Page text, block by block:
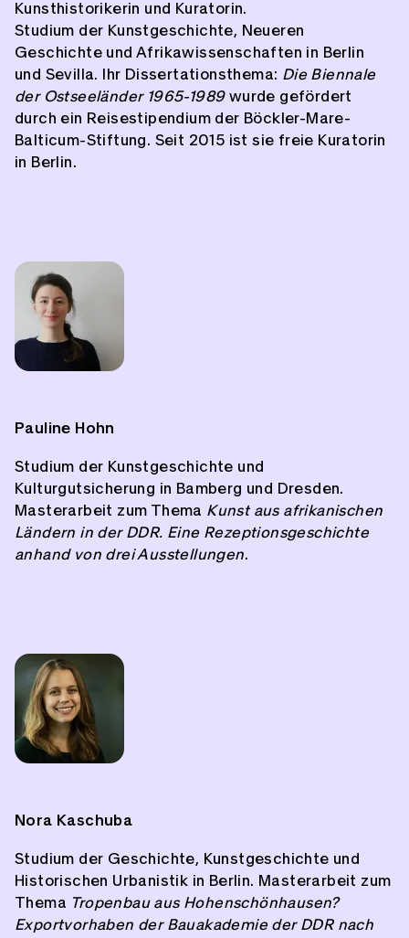
Kunsthistorikerin und Kuratorin.
Studium der Kunstgeschichte, Neueren
Geschichte und Afrikawissenschaften in Berlin
und Sevilla. Ihr Dissertationsthema: Die Biennale
der Ostseeländer 1965-1989wurde gefördert
durch ein Reisestipendium der Böckler-Mare-
Balticum-Stiftung. Seit 2015 ist sie freie Kuratorin
in Berlin.
Pauline Hohn
Studium der Kunstgeschichte und
Kulturgutsicherung in Bamberg und Dresden.
Masterarbeit zum Thema Kunst aus afrikanischen
Ländern in der DDR. Eine Rezeptionsgeschichte
anhand von drei Ausstellungen.
Nora Kaschuba
Studium der Geschichte, Kunstgeschichte und
Historischen Urbanistik in Berlin. Masterarbeit zum
Thema Tropenbau aus Hohenschönhausen?
Exportvorhaben der Bauakademie der DDR nach